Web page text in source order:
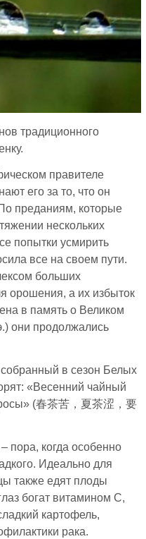
традиционного
правителе
его за то, что он
преданиям, которые
нескольких
попытки усмирить
все на своем пути.
больших
орошения, а их избыток
в память о Великом
они продолжались
в сезон Белых
«Весенний чайный
(春茶苦，夏茶涩，要
пора, когда особенно
Идеально для
также едят плоды
богат витамином С,
картофель,
рака.